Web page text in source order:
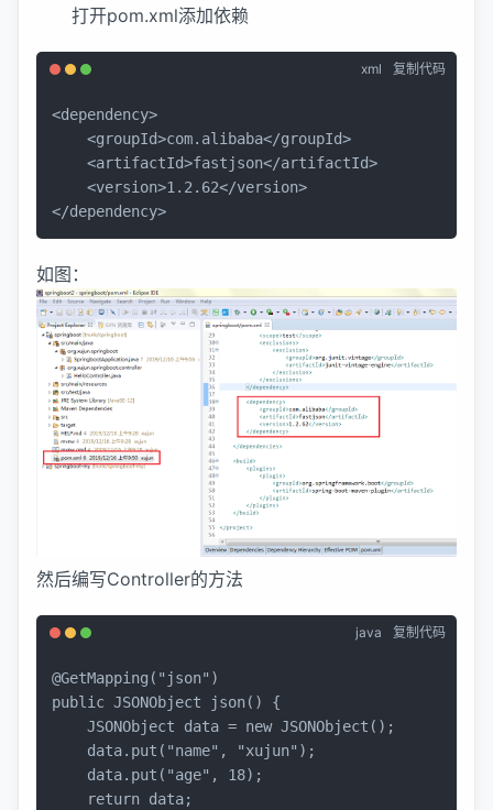
打开pom.xml添加依赖
xml 复制代码
<dependency>
<groupId>com.alibaba</groupId>
<artifactId>fastjson</artifactId>
<version>1.2.62</version>
</dependency>
如图：
然后编写Controller的方法
java 复制代码
@GetMapping("json")
public JSONObject json()
{
JSONObject
data = new JSONObject ();
    data.put(
"name" , "xujun" );
    data.put(
"age" , 18);
return data;